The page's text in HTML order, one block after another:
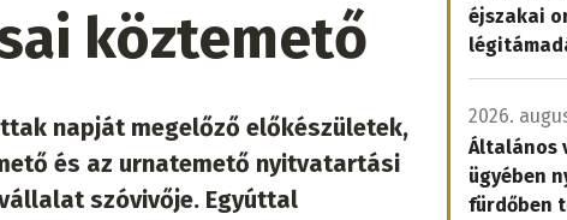
köztemető
napját megelőző előkészületek,
és az urnatemető nyitvatartási
szóvivője. Egyúttal
éjszakai
2026.
Általános
ügyében
fürdőben